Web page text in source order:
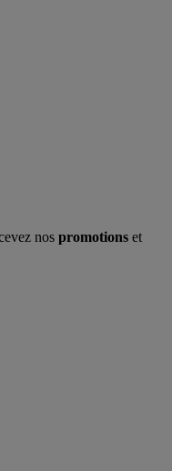
nos promotions et